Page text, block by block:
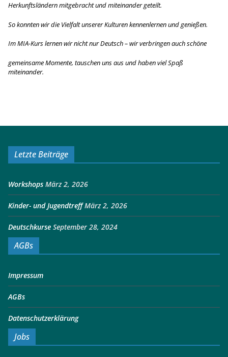
Herkunftsländern mitgebracht und miteinander geteilt.
So konnten wir die Vielfalt unserer Kulturen kennenlernen und genießen.
Im MIA-Kurs lernen wir nicht nur Deutsch – wir verbringen auch schöne
gemeinsame Momente, tauschen uns aus und haben viel Spaß
miteinander.
Letzte Beiträge
Workshops März 2, 2026
Kinder- und Jugendtreff März 2, 2026
Deutschkurse September 28, 2024
AGBs
Impressum
AGBs
Datenschutzerklärung
Jobs